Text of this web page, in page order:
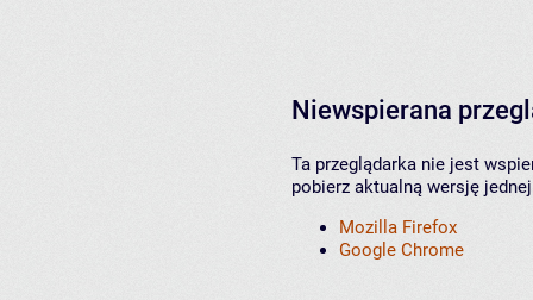
Niewspierana
Ta przeglądarka nie jest
pobierz aktualną wersję
Mozilla Firefox
Google Chrome